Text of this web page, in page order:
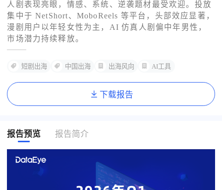
人剧表现亮眼，情感、系统、逆袭题材最受欢迎。投放
集中于 NetShort、MoboReels 等平台，头部效应显著，
漫剧用户以年轻女性为主，AI 仿真人剧偏中年男性，
市场潜力持续释放。
短剧出海 中国出海 出海风向 AI工具
下载报告
报告预览 报告简介